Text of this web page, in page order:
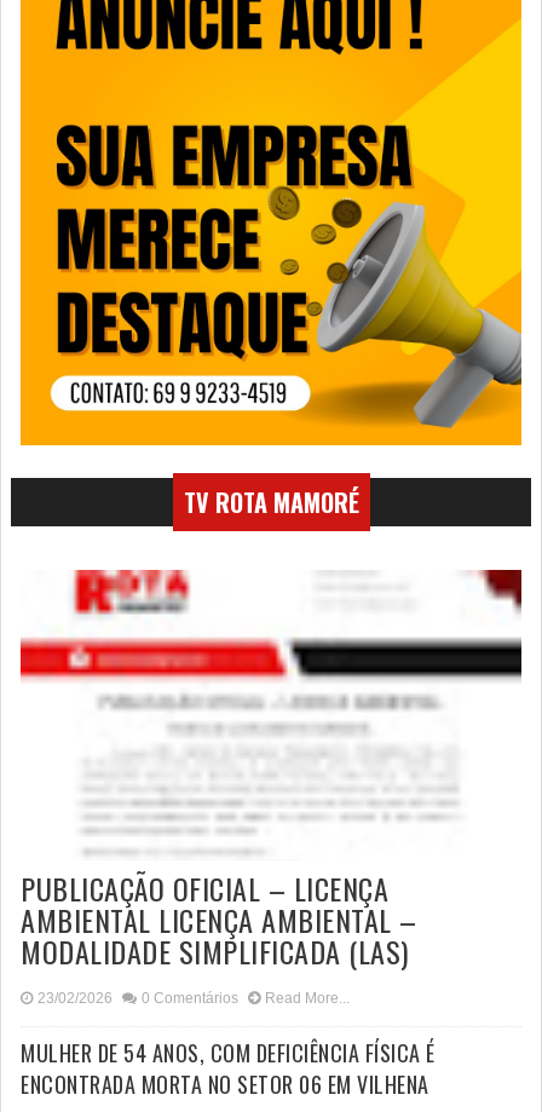
TV ROTA MAMORÉ
PUBLICAÇÃO OFICIAL – LICENÇA
AMBIENTAL LICENÇA AMBIENTAL –
MODALIDADE SIMPLIFICADA (LAS)
23/02/2026 0 Comentários Read More...
MULHER DE 54 ANOS, COM DEFICIÊNCIA FÍSICA É
ENCONTRADA MORTA NO SETOR 06 EM VILHENA